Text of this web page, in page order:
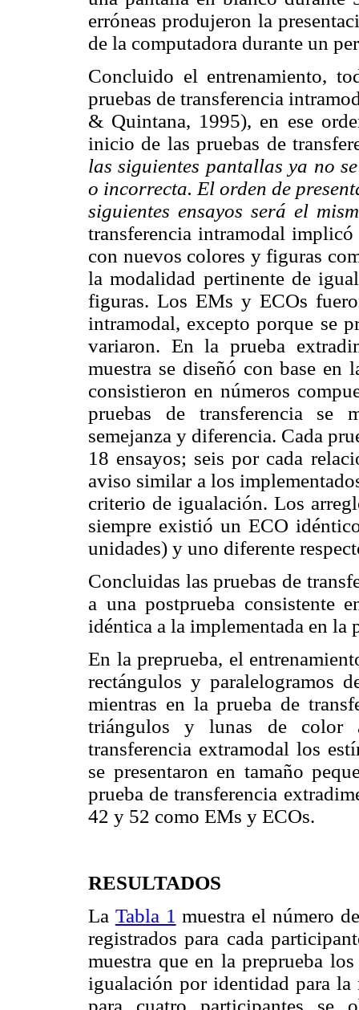
erróneas produjeron la
de la computadora durante un
Concluido el entrenamiento,
pruebas de transferencia
& Quintana, 1995), en ese
inicio de las pruebas de
las siguientes pantallas ya no
o incorrecta. El orden de
siguientes ensayos será el
transferencia intramodal
con nuevos colores y figuras
la modalidad pertinente de
figuras. Los EMs y ECOs
intramodal, excepto porque se
variaron. En la prueba
muestra se diseñó con base
consistieron en números
pruebas de transferencia se
semejanza y diferencia. Cada
18 ensayos; seis por cada
aviso similar a los
criterio de igualación. Los
siempre existió un ECO
unidades) y uno diferente
Concluidas las pruebas de
a una postprueba consistente
idéntica a la implementada en la
En la preprueba, el
rectángulos y paralelogramos
mientras en la prueba de
triángulos y lunas de color
transferencia extramodal los
se presentaron en tamaño
prueba de transferencia
42 y 52 como EMs y ECOs.
RESULTADOS
La Tabla 1 muestra el número
registrados para cada
muestra que en la preprueba
igualación por identidad para la
para cuatro participantes se